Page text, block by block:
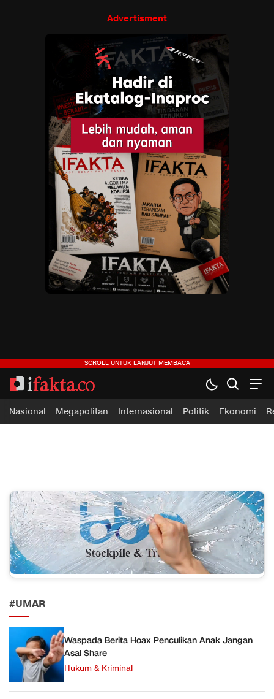
Advertisment
ifakta.co
#pastibenar
Nasional Megapolitan Internasional Politik Ekonomi
#UMAR
Waspada Berita Hoax Penculikan Anak Jangan
Asal Share
Hukum & Kriminal